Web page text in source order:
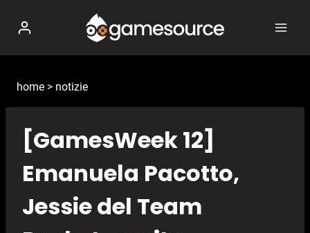
contenuto
home > notizie
[GamesWeek 12]
Emanuela Pacotto,
Jessie del Team